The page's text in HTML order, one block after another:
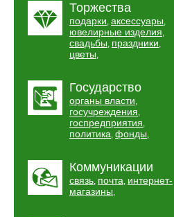
Торжества
подарки, аксессуары,
ювелирные изделия,
свадьбы, праздники,
цветы,
Государство
органы власти,
госучреждения,
госпредприятия,
политика, фонды,
Коммуникации
связь, почта, интернет-
магазины,